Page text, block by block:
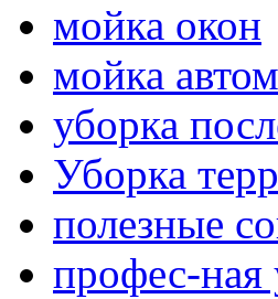
мойка окон
мойка
уборка
Уборка
полезные
профес-ная